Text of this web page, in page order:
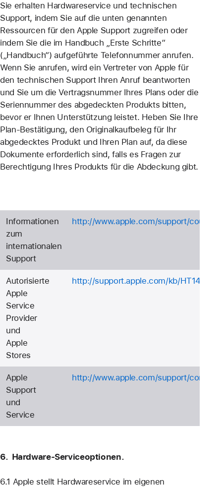
Sie erhalten Hardwareservice und technischen
Support, indem Sie auf die unten genannten
Ressourcen für den Apple Support zugreifen oder
indem Sie die im Handbuch „Erste Schritte“
(„Handbuch“) aufgeführte Telefonnummer anrufen.
Wenn Sie anrufen, wird ein Vertreter von Apple für
den technischen Support Ihren Anruf beantworten
und Sie um die Vertragsnummer Ihres Plans oder die
Seriennummer des abgedeckten Produkts bitten,
bevor er Ihnen Unterstützung leistet. Heben Sie Ihre
Plan-Bestätigung, den Originalkaufbeleg für Ihr
abgedecktes Produkt und Ihren Plan auf, da diese
Dokumente erforderlich sind, falls es Fragen zur
Berechtigung Ihres Produkts für die Abdeckung gibt.
Informationen
zum
internationalen
Support
http://www.apple.com/support/country
Autorisierte
Apple
Service
Provider
und
Apple
Stores
http://support.apple.com/kb/HT1434
Apple
Support
und
Service
http://www.apple.com/support/
6. Hardware-Serviceoptionen.
6.1 Apple stellt Hardwareservice im eigenen